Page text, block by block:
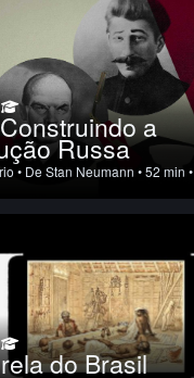
a
Russa
• De Stan Neumann • 52 min •
do Brasil